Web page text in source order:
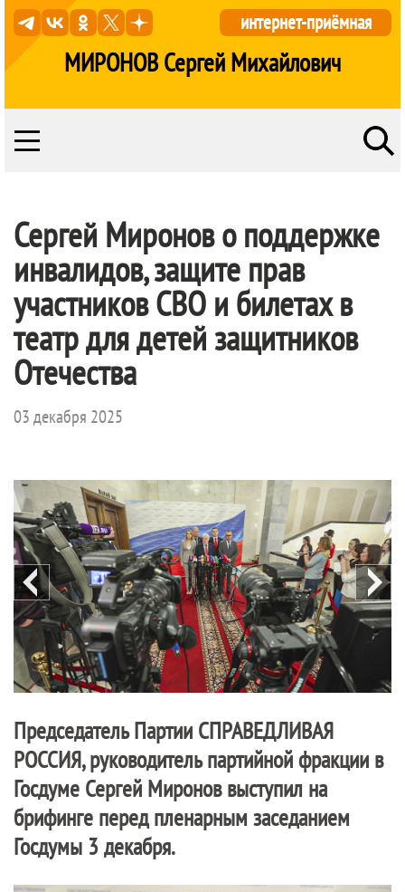
МИРОНОВ Сергей Михайлович
интернет-приёмная
Сергей Миронов о поддержке
инвалидов, защите прав
участников СВО и билетах в
театр для детей защитников
Отечества
03 декабря 2025
Председатель Партии СПРАВЕДЛИВАЯ
РОССИЯ, руководитель партийной фракции в
Госдуме Сергей Миронов выступил на
брифинге перед пленарным заседанием
Госдумы 3 декабря.